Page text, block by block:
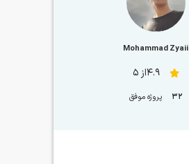
Mohammad Zyaii
4.9از 5
32 پروژه موفق